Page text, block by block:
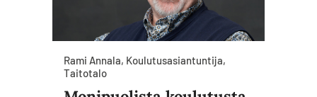
Rami Annala, Koulutusasiantuntija,
Taitotalo